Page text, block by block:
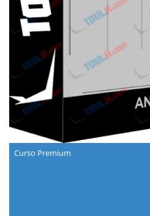
Curso Premium